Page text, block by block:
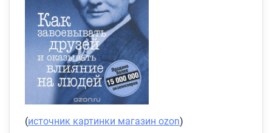
(источник картинки магазин ozon)